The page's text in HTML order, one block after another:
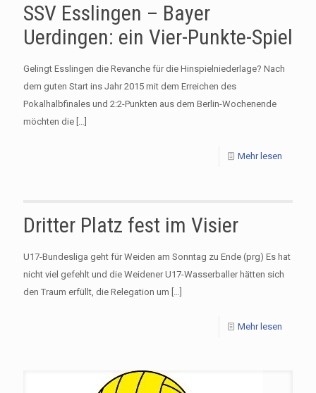
SSV Esslingen – Bayer
Uerdingen: ein Vier-Punkte-Spiel
Gelingt Esslingen die Revanche für die Hinspielniederlage? Nach
dem guten Start ins Jahr 2015 mit dem Erreichen des
Pokalhalbfinales und 2:2-Punkten aus dem Berlin-Wochenende
möchten die […]
Mehr lesen
Dritter Platz fest im Visier
U17-Bundesliga geht für Weiden am Sonntag zu Ende (prg) Es hat
nicht viel gefehlt und die Weidener U17-Wasserballer hätten sich
den Traum erfüllt, die Relegation um […]
Mehr lesen